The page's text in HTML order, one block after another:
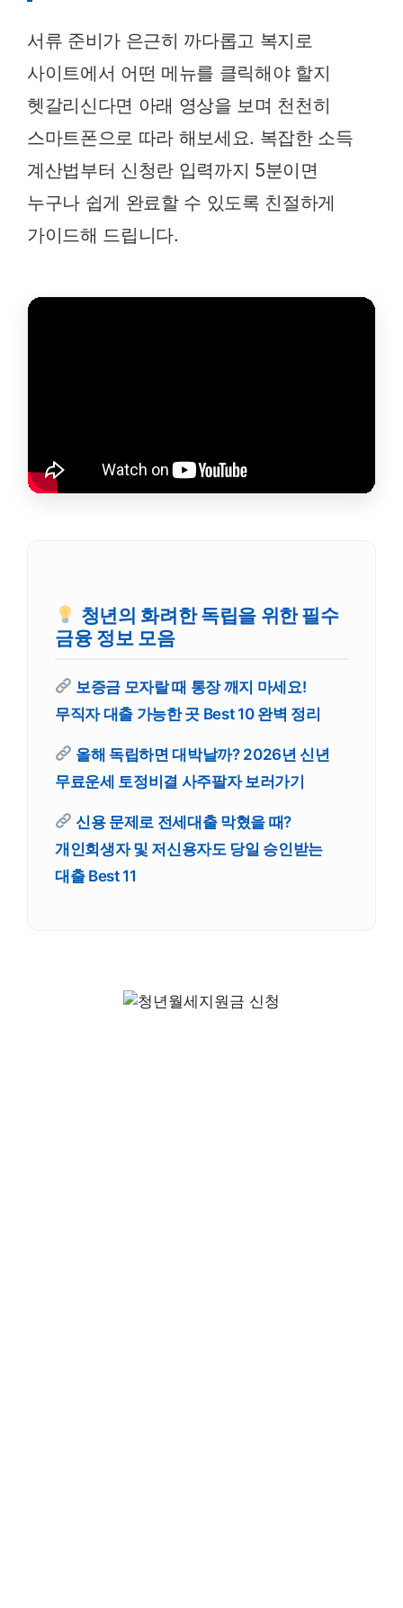
서류 준비가 은근히 까다롭고 복지로
사이트에서 어떤 메뉴를 클릭해야 할지
헷갈리신다면 아래 영상을 보며 천천히
스마트폰으로 따라 해보세요. 복잡한 소득
계산법부터 신청란 입력까지 5분이면
누구나 쉽게 완료할 수 있도록 친절하게
가이드해 드립니다.
청년의 화려한 독립을 위한 필수
금융 정보 모음
보증금 모자랄 때 통장 깨지 마세요!
무직자 대출 가능한 곳 Best 10 완벽 정리
올해 독립하면 대박날까? 2026년 신년
무료운세 토정비결 사주팔자 보러가기
신용 문제로 전세대출 막혔을 때?
개인회생자 및 저신용자도 당일 승인받는
대출 Best 11